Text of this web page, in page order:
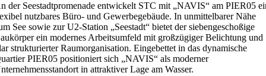
der Seestadtpromenade entwickelt STC mit „NAVIS“ am PIER05
nutzbares Büro- und Gewerbegebäude. In unmittelbarer Nähe
See sowie zur U2-Station „Seestadt“ bietet der siebengeschoßige
ein modernes Arbeitsumfeld mit großzügiger Belichtung und
strukturierter Raumorganisation. Eingebettet in das dynamische
PIER05 positioniert sich „NAVIS“ als moderner
in attraktiver Lage am Wasser.